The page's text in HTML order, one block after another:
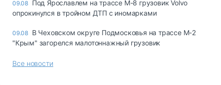
09.08 Под Ярославлем на трассе М-8 грузовик Volvo
опрокинулся в тройном ДТП с иномарками
09.08 В Чеховском округе Подмосковья на трассе М-2
"Крым" загорелся малотоннажный грузовик
Все новости